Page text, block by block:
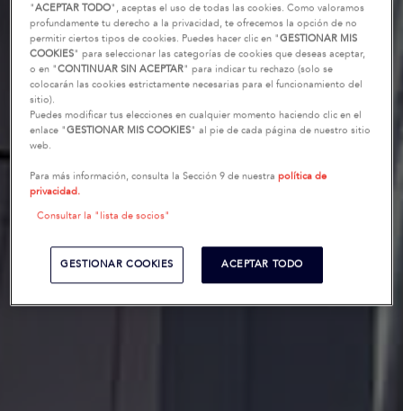
"ACEPTAR TODO", aceptas el uso de todas las cookies. Como valoramos
profundamente tu derecho a la privacidad, te ofrecemos la opción de no
permitir ciertos tipos de cookies. Puedes hacer clic en "GESTIONAR MIS
COOKIES" para seleccionar las categorías de cookies que deseas aceptar,
o en "CONTINUAR SIN ACEPTAR" para indicar tu rechazo (solo se
colocarán las cookies estrictamente necesarias para el funcionamiento del
sitio).
Puedes modificar tus elecciones en cualquier momento haciendo clic en el
enlace "GESTIONAR MIS COOKIES" al pie de cada página de nuestro sitio
web.
Para más información, consulta la Sección 9 de nuestrapolítica de
privacidad.
Consultar la "lista de socios"
GESTIONAR COOKIES ACEPTAR TODO